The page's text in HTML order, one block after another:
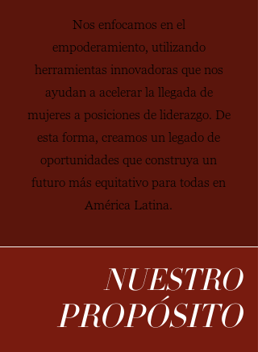
Nos enfocamos en el
empoderamiento, utilizando
herramientas innovadoras que nos
ayudan a acelerar la llegada de
mujeres a posiciones de liderazgo. De
esta forma, creamos un legado de
oportunidades que construya un
futuro más equitativo para todas en
América Latina.
NUESTRO
PROPÓSITO